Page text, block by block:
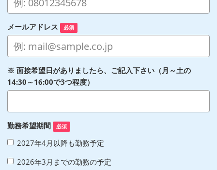
メールアドレス 必須
※ 面接希望日がありましたら、ご記入下さい（月～土の
14:30～16:00で3つ程度）
勤務希望期間 必須
2027年4月以降も勤務予定
2026年3月までの勤務の予定